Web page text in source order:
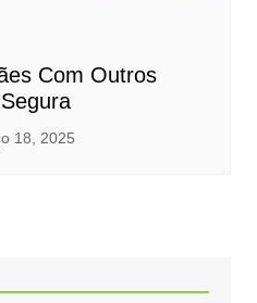
Com Outros
18, 2025